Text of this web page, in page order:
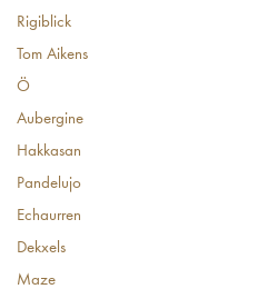
Rigiblick
Tom Aikens
Ö
Aubergine
Hakkasan
Pandelujo
Echaurren
Dekxels
Maze